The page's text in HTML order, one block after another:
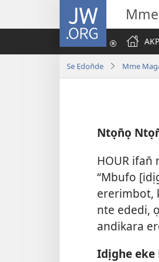
JW.ORG
Se Ẹdọn̄de Mme
Ntọn̄ọ
HOUR ifan̄
“Mbufo
ererimbot,
nte ededi,
andikara
Idịghe eke